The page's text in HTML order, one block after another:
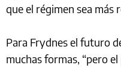
que el régimen sea más
Para Frydnes el futuro
muchas formas, “pero